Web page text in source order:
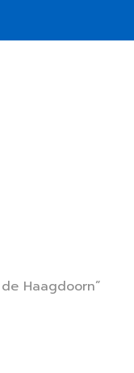
Haagdoorn”